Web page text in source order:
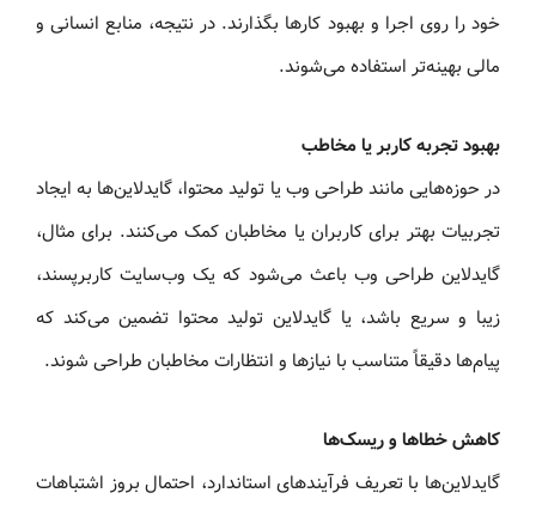
خود را روی اجرا و بهبود کارها بگذارند. در نتیجه، منابع انسانی و
مالی بهینه‌تر استفاده می‌شوند.
بهبود تجربه کاربر یا مخاطب
در حوزه‌هایی مانند طراحی وب یا تولید محتوا، گایدلاین‌ها به ایجاد
تجربیات بهتر برای کاربران یا مخاطبان کمک می‌کنند. برای مثال،
گایدلاین طراحی وب باعث می‌شود که یک وب‌سایت کاربرپسند،
زیبا و سریع باشد، یا گایدلاین تولید محتوا تضمین می‌کند که
پیام‌ها دقیقاً متناسب با نیازها و انتظارات مخاطبان طراحی شوند.
کاهش خطاها و ریسک‌ها
گایدلاین‌ها با تعریف فرآیندهای استاندارد، احتمال بروز اشتباهات